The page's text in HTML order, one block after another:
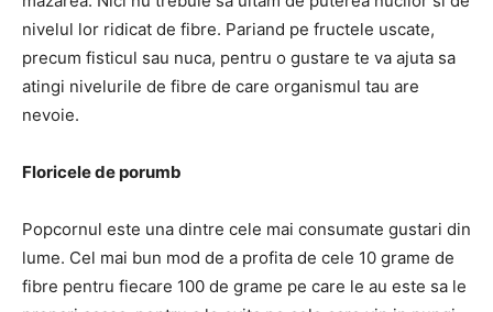
nivelul lor ridicat de fibre. Pariand pe fructele uscate,
precum fisticul sau nuca, pentru o gustare te va ajuta sa
atingi nivelurile de fibre de care organismul tau are
nevoie.
Floricele de porumb
Popcornul este una dintre cele mai consumate gustari din
lume. Cel mai bun mod de a profita de cele 10 grame de
fibre pentru fiecare 100 de grame pe care le au este sa le